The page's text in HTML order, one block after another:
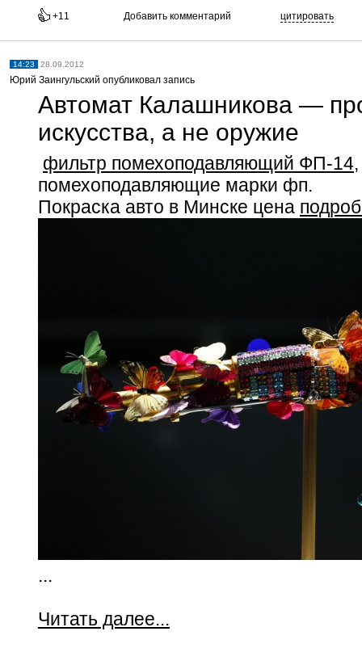
+11 Добавить комментарий цитировать
14:23 28.09.2012
Юрий Заингульский опубликовал запись
Автомат Калашникова —
искусства, а не оружие
фильтр помехоподавляющий ФП-14
помехоподавляющие марки фп.
Покраска авто в Минске цена
...
Читать далее...